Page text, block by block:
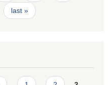
last »